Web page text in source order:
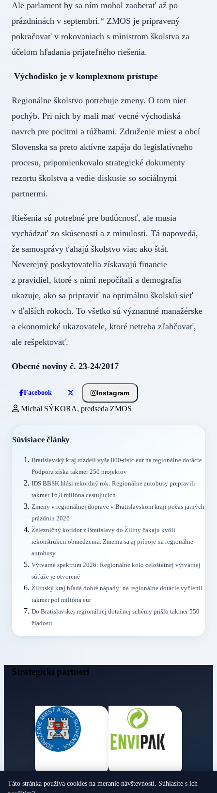
Ale parlament by sa ním mohol zaoberať až po
prázdninách v septembri.“ ZMOS je pripravený
pokračovať v rokovaniach s ministrom školstva za
účelom hľadania prijateľného riešenia.
Východisko je v komplexnom prístupe
Regionálne školstvo potrebuje zmeny. O tom niet
pochýb. Pri nich by mali mať vecné východiská
navrch pre pocitmi a túžbami. Združenie miest a obcí
Slovenska sa preto aktívne zapája do legislatívneho
procesu, pripomienkovalo strategické dokumenty
rezortu školstva a vedie diskusie so sociálnymi
partnermi.
Riešenia sú potrebné pre budúcnosť, ale musia
vychádzať zo skúseností a z minulosti. Tá napovedá,
že samosprávy ťahajú školstvo viac ako štát.
Neverejný poskytovatelia získavajú financie
z pravidiel, ktoré s nimi nepočítali a demografia
ukazuje, ako sa pripraviť na optimálnu školskú sieť
v ďalších rokoch. To všetko sú významné manažérske
a ekonomické ukazovatele, ktoré netreba zľahčovať,
ale rešpektovať.
Obecné noviny č. 23-24/2017
Facebook Instagram
Michal SÝKORA, predseda ZMOS
Súvisiace články
Bratislavský kraj rozdelí vyše 800-tisíc eur na regionálne dotácie.
Podporu získa takmer 250 projektov
IDS BBSK hlási rekordný rok: Regionálne autobusy prepravili
takmer 16,8 milióna cestujúcich
Zmeny v regionálnej doprave v Bratislavskom kraji počas jarných
prázdnin 2026
Železničný koridor z Bratislavy do Žiliny čakajú kvôli
rekonštrukcii obmedzenia. Zmenia sa aj prípoje na regionálne
autobusy
Výtvarné spektrum 2026: Regionálne kolo celoštátnej výtvarnej
súťaže je otvorené
Žilinský kraj hľadá dobré nápady: na regionálne dotácie vyčlenil
takmer pol milióna eur
Do Bratislavskej regionálnej dotačnej schémy prišlo takmer 550
žiadostí
Strategickí partneri
Obecné noviny
Táto stránka používa cookies na meranie návštevnosti. Súhlasíte s ich